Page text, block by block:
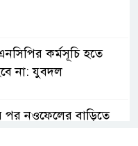
কর্মসূচি হতে
না: যুবদল
পর নওফেলের বাড়িতে